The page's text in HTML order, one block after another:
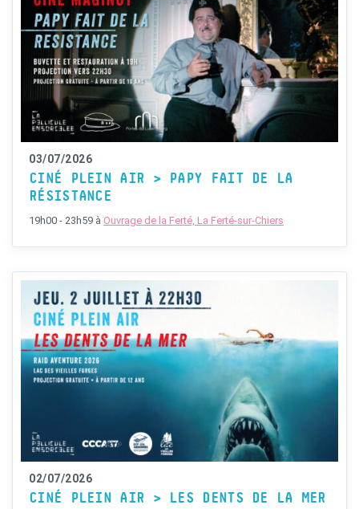
03/07/2026
CINÉ PLEIN AIR > PAPY FAIT DE LA
RÉSISTANCE
19h00 - 23h59 à Ouvrage de la Ferté, La Ferté-sur-Chiers
02/07/2026
CINÉ PLEIN AIR > LES DENTS DE LA MER